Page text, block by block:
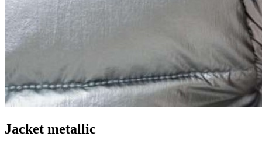
Jacket metallic